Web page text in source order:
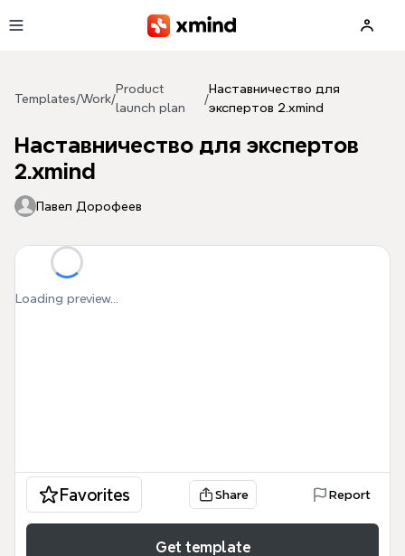
Templates/Work/
Product
launch plan
/
Наставничество для
экспертов 2.xmind
Наставничество для экспертов
2.xmind
Павел Дорофеев
Loading preview...
Favorites Share Report
Get template